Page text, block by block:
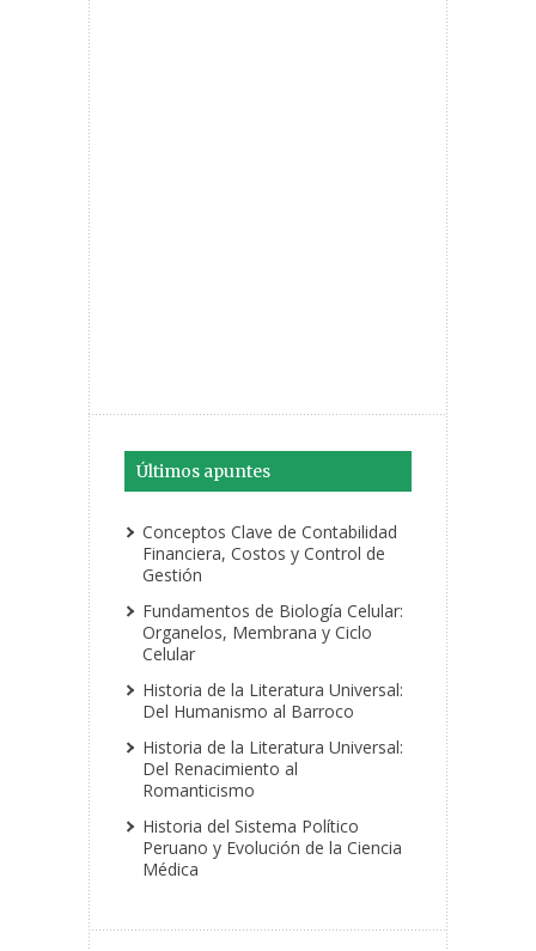
Últimos apuntes
Conceptos Clave de Contabilidad
Financiera, Costos y Control de
Gestión
Fundamentos de Biología Celular:
Organelos, Membrana y Ciclo
Celular
Historia de la Literatura Universal:
Del Humanismo al Barroco
Historia de la Literatura Universal:
Del Renacimiento al
Romanticismo
Historia del Sistema Político
Peruano y Evolución de la Ciencia
Médica